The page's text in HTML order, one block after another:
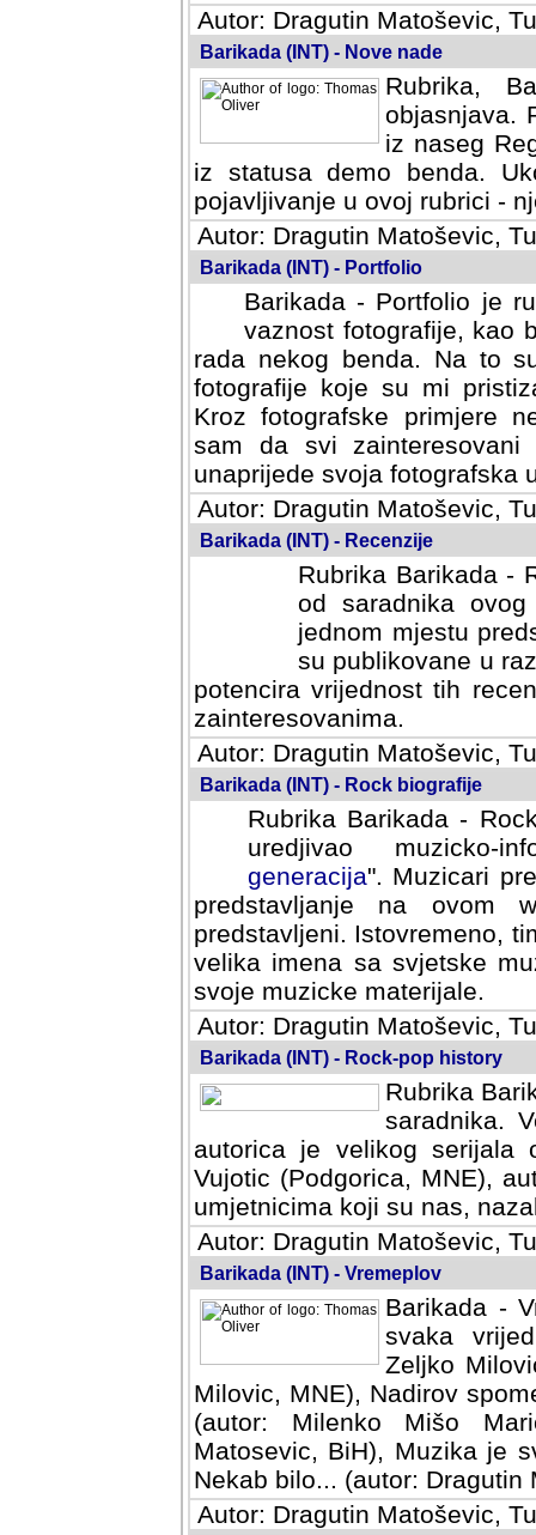
Autor: Dragutin Matoševic,
Barikada (INT) - Nove nade
Rubrika,
objasnjava.
iz naseg
iz statusa demo benda.
pojavljivanje u ovoj rubrici -
Autor: Dragutin Matoševic,
Barikada (INT) - Portfolio
Barikada - Portfolio je
vaznost fotografije, kao
rada nekog benda. Na to
fotografije koje su mi
fotografske primjere
svi zainteresovani
svoja fotografska umijeca.
Autor: Dragutin Matoševic,
Barikada (INT) - Recenzije
Rubrika Barikada -
od saradnika
jednom mjestu
su publikovane u
potencira vrijednost tih
zainteresovanima.
Autor: Dragutin Matoševic,
Barikada (INT) - Rock biografije
Rubrika Barikada -
uredjivao muzicko-
Muzicari predstavljeni u
na ovom web portalu
Istovremeno, tim nacinom
sa svjetske muzicke scene
materijale.
Autor: Dragutin Matoševic,
Barikada (INT) - Rock-pop history
Rubrika
saradnika.
autorica je velikog serijala
Vujotic (Podgorica, MNE),
umjetnicima koji su nas,
Autor: Dragutin Matoševic,
Barikada (INT) - Vremeplov
Barikada -
svaka
Milovic,
MNE), Nadirov spomenar
Milenko Mišo Maric, UK),
Muzika je svirala (autor:
(autor: Dragutin Matosevic,
Autor: Dragutin Matoševic,